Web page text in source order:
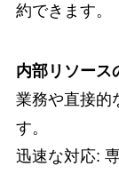
約できます。
内部リソース
業務や直接的
す。
迅速な対応: